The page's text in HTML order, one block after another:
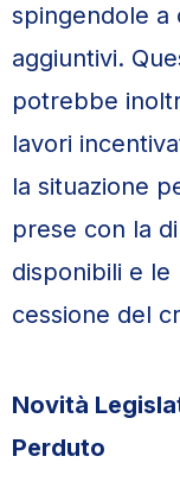
spingendole a
aggiuntivi.
potrebbe
lavori
la situazione
prese con la
disponibili e le
cessione del
Novità
Perduto